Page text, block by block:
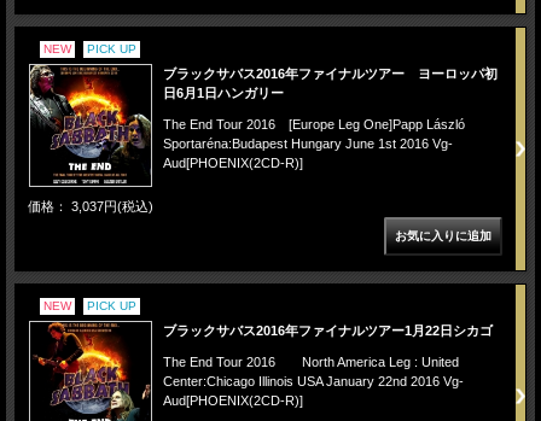
NEW PICK UP
ブラックサバス2016年ファイナルツアー ヨーロッパ初
日6月1日ハンガリー
The End Tour 2016 [Europe Leg One]Papp László
Sportaréna:Budapest Hungary June 1st 2016 Vg-
Aud[PHOENIX(2CD-R)]
価格： 3,037円(税込)
NEW PICK UP
ブラックサバス2016年ファイナルツアー1月22日シカゴ
The End Tour 2016 North America Leg : United
Center:Chicago Illinois USA January 22nd 2016 Vg-
Aud[PHOENIX(2CD-R)]